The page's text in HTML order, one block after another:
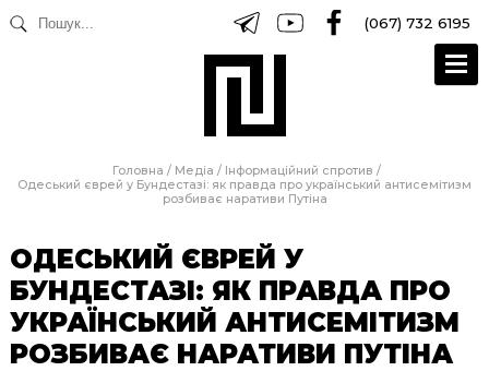
(067) 732 6195
Головна / Медіа / Інформаційний спротив /
Одеський єврей у Бундестазі: як правда про український антисемітизм
розбиває наративи Путіна
ОДЕСЬКИЙ ЄВРЕЙ У
БУНДЕСТАЗІ: ЯК ПРАВДА ПРО
УКРАЇНСЬКИЙ АНТИСЕМІТИЗМ
РОЗБИВАЄ НАРАТИВИ ПУТІНА